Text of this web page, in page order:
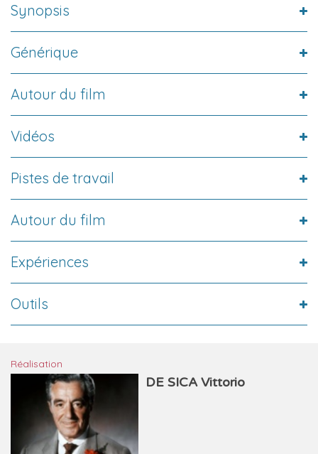
Synopsis
Générique
Autour du film
Vidéos
Pistes de travail
Autour du film
Expériences
Outils
Réalisation
DE SICA Vittorio